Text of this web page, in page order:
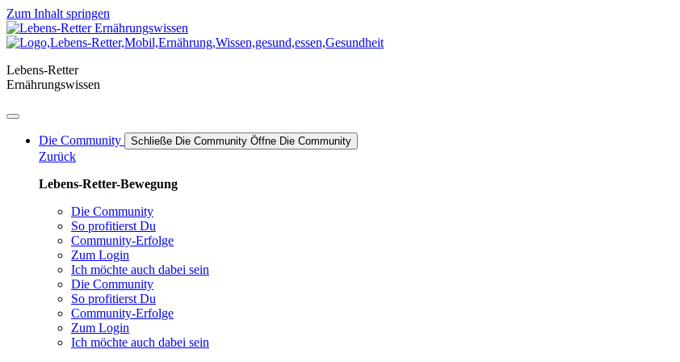
Zum Inhalt springen
Lebens-Retter
Ernährungswissen
Die Community Schließe Die Community Öffne Die Community
Zurück
Lebens-Retter-Bewegung
Die Community
So profitierst Du
Community-Erfolge
Zum Login
Ich möchte auch dabei sein
Die Community
So profitierst Du
Community-Erfolge
Zum Login
Ich möchte auch dabei sein